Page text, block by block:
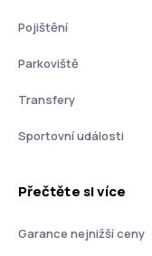
Pojištění
Parkoviště
Transfery
Sportovní události
Přečtěte si více
Garance nejnižší ceny